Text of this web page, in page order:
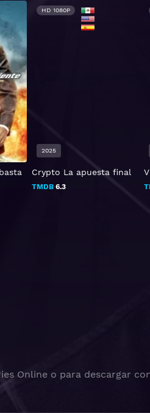
Crypto La apuesta final
TMDB6.3
HD 1080P
2025
Online o para descargar